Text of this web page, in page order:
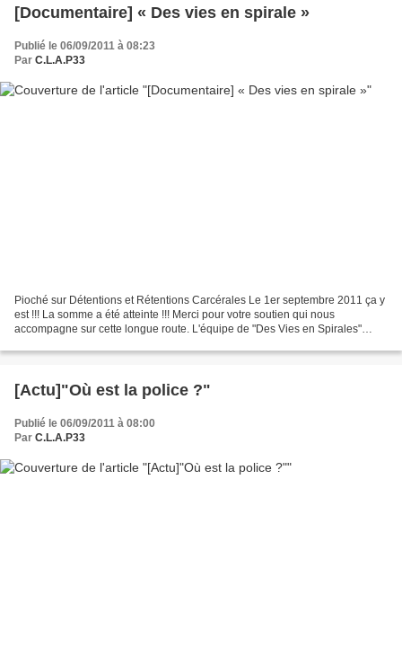
[Documentaire] « Des vies en spirale »
Publié le 06/09/2011 à 08:23
Par C.L.A.P33
Pioché sur Détentions et Rétentions Carcérales Le 1er septembre 2011 ça y
est !!! La somme a été atteinte !!! Merci pour votre soutien qui nous
accompagne sur cette longue route. L'équipe de "Des Vies en Spirales"
[Actu]"Où est la police ?"
Publié le 06/09/2011 à 08:00
Par C.L.A.P33